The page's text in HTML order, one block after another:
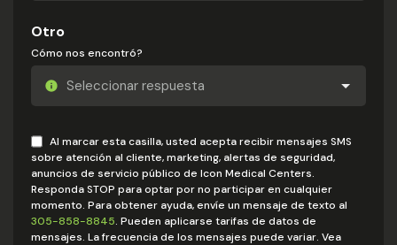
Otro
Cómo nos encontró?
Al marcar esta casilla, usted acepta recibir mensajes SMS
sobre atención al cliente, marketing, alertas de seguridad,
anuncios de servicio público de Icon Medical Centers.
Responda STOP para optar por no participar en cualquier
momento. Para obtener ayuda, envíe un mensaje de texto al
305-858-8845. Pueden aplicarse tarifas de datos de
mensajes. La frecuencia de los mensajes puede variar. Vea